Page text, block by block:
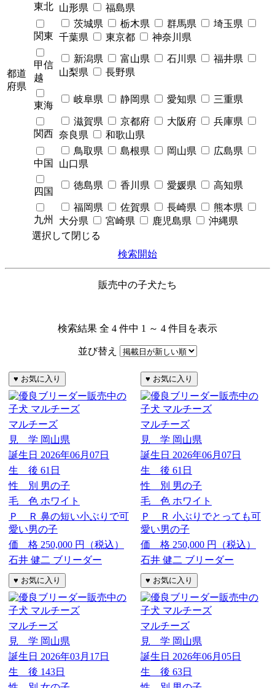
都道
府県
東北 山形県
福島県
関東
茨城県 栃木県 群馬県
埼玉県
千葉県
東京都 神奈川県
甲信
越
新潟県 富山県 石川県
福井県
山梨県
長野県
東海
岐阜県 静岡県 愛知県 三重県
関西
滋賀県 京都府 大阪府
兵庫県
奈良県
和歌山県
中国
鳥取県 島根県 岡山県
広島県
山口県
四国
徳島県 香川県 愛媛県 高知県
九州
福岡県 佐賀県 長崎県
熊本県
大分県
宮崎県 鹿児島県
沖縄県
選択して閉じる
検索開始
販売中の子犬たち
検索結果 全 4 件中 1 ～ 4 件目を表示
並び替え
マルチーズ
見 学 岡山県
誕生日 2026年06月07日
生 後 61日
性 別 男の子
毛 色 ホワイト
Ｐ Ｒ 鼻の短い小ぶりで可
愛い男の子
価 格 250,000 円（税込）
石井 健二 ブリーダー
マルチーズ
見 学 岡山県
誕生日 2026年06月07日
生 後 61日
性 別 男の子
毛 色 ホワイト
Ｐ Ｒ 小ぶりでとっても可
愛い男の子
価 格 250,000 円（税込）
石井 健二 ブリーダー
マルチーズ
見 学 岡山県
誕生日 2026年03月17日
生 後 143日
マルチーズ
見 学 岡山県
誕生日 2026年06月05日
生 後 63日